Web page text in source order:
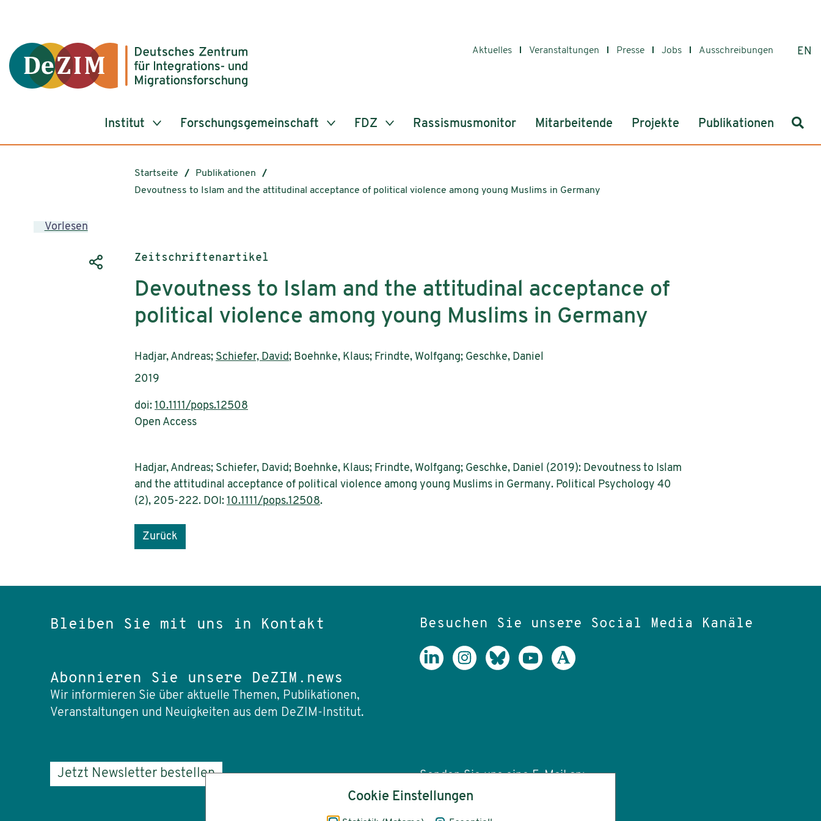
Aktuelles Veranstaltungen Presse Jobs Ausschreibungen EN
Institut Forschungsgemeinschaft FDZ Rassismusmonitor Mitarbeitende Projekte Publikationen
Startseite
Publikationen
Devoutness to Islam and the attitudinal acceptance of political violence among young Muslims in Germany
Vorlesen
Publikationstyp:
Zeitschriftenartikel
Devoutness to Islam and the attitudinal acceptance of
political violence among young Muslims in Germany
AutorInnen:
Hadjar, Andreas; Schiefer, David; Boehnke, Klaus; Frindte, Wolfgang; Geschke, Daniel
Publikationsjahr:
2019
doi: 10.1111/pops.12508
Open Access
Hadjar, Andreas; Schiefer, David; Boehnke, Klaus; Frindte, Wolfgang; Geschke, Daniel (2019): Devoutness to Islam
and the attitudinal acceptance of political violence among young Muslims in Germany. Political Psychology 40
(2), 205-222. DOI: 10.1111/pops.12508.
Zurück
Bleiben Sie mit uns in Kontakt
Abonnieren Sie unsere DeZIM.news
Wir informieren Sie über aktuelle Themen, Publikationen,
Veranstaltungen und Neuigkeiten aus dem DeZIM-Institut.
Jetzt Newsletter bestellen
Besuchen Sie unsere Social Media Kanäle
Senden Sie uns eine E-Mail an:
info(at)dezim-institut.de
Cookie Einstellungen